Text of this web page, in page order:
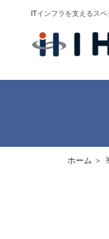
ITインフラを支えるス
ホーム